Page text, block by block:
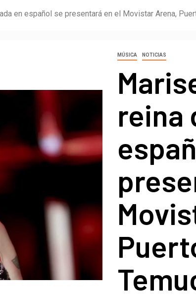
en español se presentará en el Movistar Arena,
MÚSICA NOTICIAS
reina